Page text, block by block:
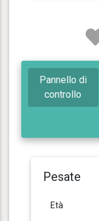
Pannello di
controllo
Pesate
Età